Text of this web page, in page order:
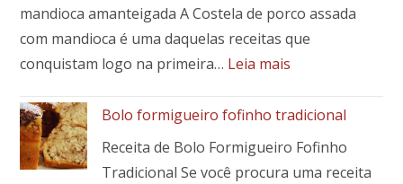
Terra:
Um
Toque
Brasileiro
Seu
Prato
mandioca amanteigada A Costela de porco assada
com mandioca é uma daquelas receitas que
conquistam logo na primeira… Leia mais
Costela
porco
assada
Bolo formigueiro fofinho tradicional
Receita de Bolo Formigueiro Fofinho
Tradicional Se você procura uma receita